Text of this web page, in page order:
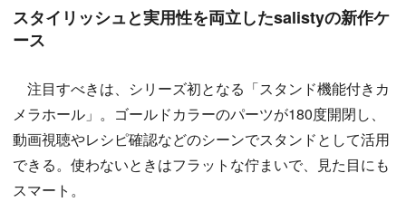
スタイリッシュと実用性を両立したsalistyの新作ケ
ース
注目すべきは、シリーズ初となる「スタンド機能付きカ
メラホール」。ゴールドカラーのパーツが180度開閉し、
動画視聴やレシピ確認などのシーンでスタンドとして活用
できる。使わないときはフラットな佇まいで、見た目にも
スマート。